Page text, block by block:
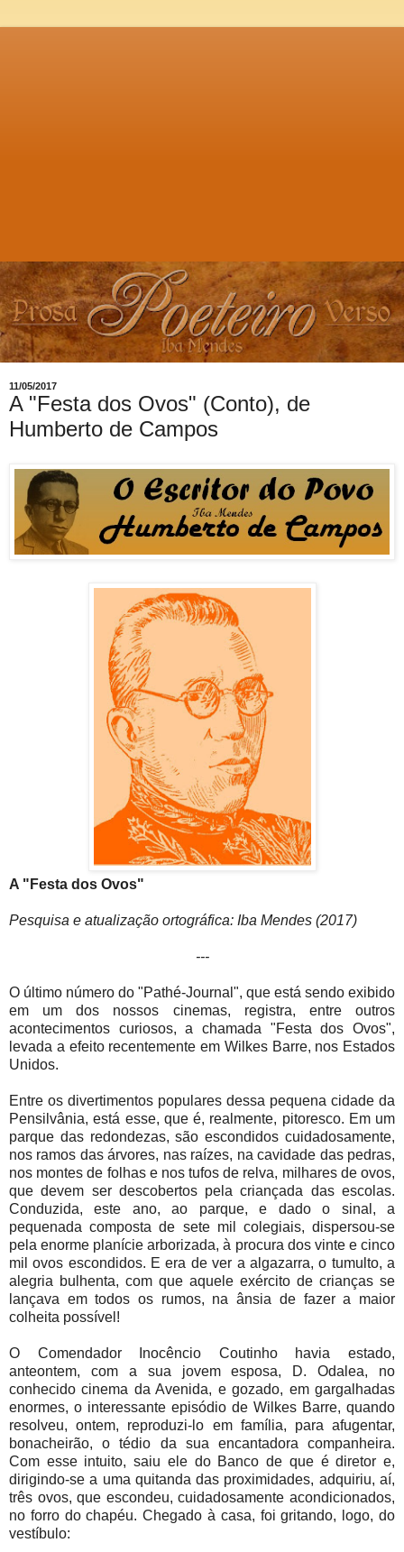
11/05/2017
A "Festa dos Ovos" (Conto), de
Humberto de Campos
A "Festa dos Ovos"
Pesquisa e atualização ortográfica: Iba Mendes (2017)
---
O último número do "Pathé-Journal", que está sendo exibido
em um dos nossos cinemas, registra, entre outros
acontecimentos curiosos, a chamada "Festa dos Ovos",
levada a efeito recentemente em Wilkes Barre, nos Estados
Unidos.
Entre os divertimentos populares dessa pequena cidade da
Pensilvânia, está esse, que é, realmente, pitoresco. Em um
parque das redondezas, são escondidos cuidadosamente,
nos ramos das árvores, nas raízes, na cavidade das pedras,
nos montes de folhas e nos tufos de relva, milhares de ovos,
que devem ser descobertos pela criançada das escolas.
Conduzida, este ano, ao parque, e dado o sinal, a
pequenada composta de sete mil colegiais, dispersou-se
pela enorme planície arborizada, à procura dos vinte e cinco
mil ovos escondidos. E era de ver a algazarra, o tumulto, a
alegria bulhenta, com que aquele exército de crianças se
lançava em todos os rumos, na ânsia de fazer a maior
colheita possível!
O Comendador Inocêncio Coutinho havia estado,
anteontem, com a sua jovem esposa, D. Odalea, no
conhecido cinema da Avenida, e gozado, em gargalhadas
enormes, o interessante episódio de Wilkes Barre, quando
resolveu, ontem, reproduzi-lo em família, para afugentar,
bonacheirão, o tédio da sua encantadora companheira.
Com esse intuito, saiu ele do Banco de que é diretor e,
dirigindo-se a uma quitanda das proximidades, adquiriu, aí,
três ovos, que escondeu, cuidadosamente acondicionados,
no forro do chapéu. Chegado à casa, foi gritando, logo, do
vestíbulo: